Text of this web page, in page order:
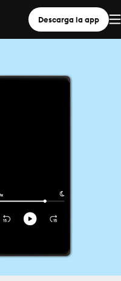
Descarga la app